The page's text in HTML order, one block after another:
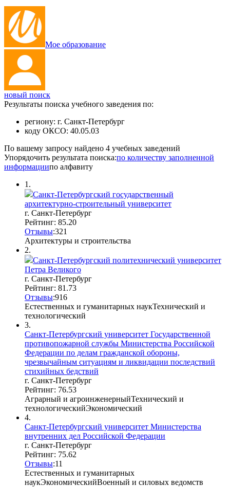
Мое образование
новый поиск
Результаты поиска учебного заведения по:
региону: г. Санкт-Петербург
коду ОКСО: 40.05.03
По вашему запросу найдено 4 учебных заведений
Упорядочить результата поиска:по количеству заполненной
информациипо алфавиту
1.
Санкт-Петербургский государственный
архитектурно-строительный университет
г. Санкт-Петербург
Рейтинг: 85.20
Отзывы:321
Архитектуры и строительства
2.
Санкт-Петербургский политехнический университет
Петра Великого
г. Санкт-Петербург
Рейтинг: 81.73
Отзывы:916
Естественных и гуманитарных наукТехнический и
технологический
3.
Санкт-Петербургский университет Государственной
противопожарной службы Министерства Российской
Федерации по делам гражданской обороны,
чрезвычайным ситуациям и ликвидации последствий
стихийных бедствий
г. Санкт-Петербург
Рейтинг: 76.53
Аграрный и агроинженерныйТехнический и
технологическийЭкономический
4.
Санкт-Петербургский университет Министерства
внутренних дел Российской Федерации
г. Санкт-Петербург
Рейтинг: 75.62
Отзывы:11
Естественных и гуманитарных
наукЭкономическийВоенный и силовых ведомств